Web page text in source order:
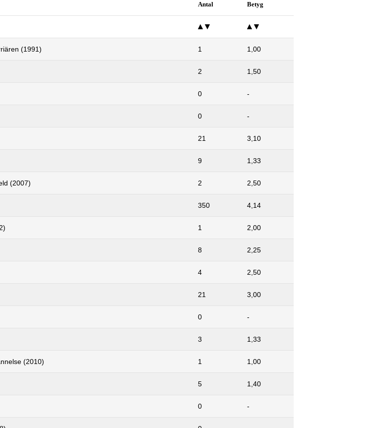
Antal Betyg
(1991) 1 1,00
2 1,50
0 -
0 -
21 3,10
9 1,33
(2007) 2 2,50
350 4,14
1 2,00
8 2,25
4 2,50
21 3,00
0 -
3 1,33
(2010) 1 1,00
5 1,40
0 -